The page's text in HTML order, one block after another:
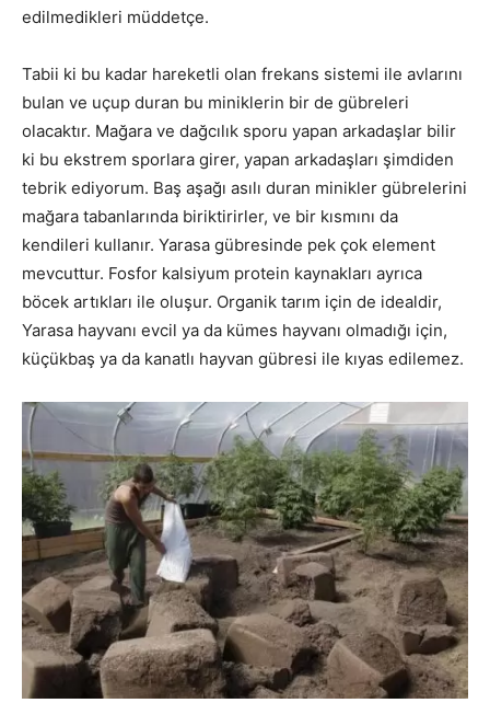
edilmedikleri müddetçe.
Tabii ki bu kadar hareketli olan frekans sistemi ile avlarını
bulan ve uçup duran bu miniklerin bir de gübreleri
olacaktır. Mağara ve dağcılık sporu yapan arkadaşlar bilir
ki bu ekstrem sporlara girer, yapan arkadaşları şimdiden
tebrik ediyorum. Baş aşağı asılı duran minikler gübrelerini
mağara tabanlarında biriktirirler, ve bir kısmını da
kendileri kullanır. Yarasa gübresinde pek çok element
mevcuttur. Fosfor kalsiyum protein kaynakları ayrıca
böcek artıkları ile oluşur. Organik tarım için de idealdir,
Yarasa hayvanı evcil ya da kümes hayvanı olmadığı için,
küçükbaş ya da kanatlı hayvan gübresi ile kıyas edilemez.